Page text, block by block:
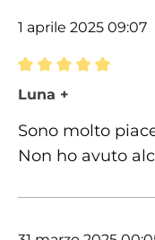
1 aprile 2025 09:07
Recensione con
Luna +
Sono molto
Non ho avuto